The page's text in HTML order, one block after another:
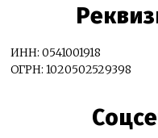
ИНН: 0541001918
ОГРН: 1020502529398